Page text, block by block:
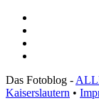
Das Fotoblog -
Kaiserslautern •